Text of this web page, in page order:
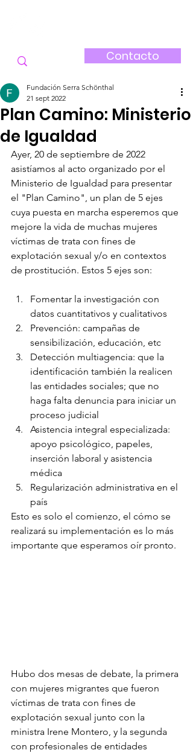
Contacto
Plan Camino: Ministerio
de Igualdad
Fundación Serra Schönthal
21 sept 2022
Ayer, 20 de septiembre de 2022
asistíamos al acto organizado por el
Ministerio de Igualdad para presentar
el "Plan Camino", un plan de 5 ejes
cuya puesta en marcha esperemos que
mejore la vida de muchas mujeres
víctimas de trata con fines de
explotación sexual y/o en contextos
de prostitución. Estos 5 ejes son:
Fomentar la investigación con
datos cuantitativos y cualitativos
Prevención: campañas de
sensibilización, educación, etc
Detección multiagencia: que la
identificación también la realicen
las entidades sociales; que no
haga falta denuncia para iniciar un
proceso judicial
Asistencia integral especializada:
apoyo psicológico, papeles,
inserción laboral y asistencia
médica
Regularización administrativa en el
país
Esto es solo el comienzo, el cómo se
realizará su implementación es lo más
importante que esperamos oír pronto.
Hubo dos mesas de debate, la primera
con mujeres migrantes que fueron
víctimas de trata con fines de
explotación sexual junto con la
ministra Irene Montero, y la segunda
con profesionales de entidades